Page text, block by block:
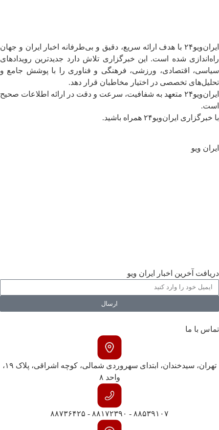
ایران‌ویو۲۴ با هدف ارائه سریع، دقیق و بی‌طرفانه اخبار ایران و جهان
راه‌اندازی شده است. این خبرگزاری تلاش دارد جدیدترین رویدادهای
سیاسی، اقتصادی، ورزشی، فرهنگی و فناوری را با پوشش جامع و
تحلیل‌های تخصصی در اختیار مخاطبان قرار دهد.
ایران‌ویو۲۴ متعهد به شفافیت، سرعت و دقت در ارائه اطلاعات صحیح
است.
با خبرگزاری ایران‌ویو۲۴ همراه باشید.
ایران ویو
دریافت آخرین اخبار ایران ویو
ارسال
تماس با ما
تهران، سیدخندان، ابتدای سهروردی شمالی، کوچه اشراقی، پلاک ۱۹،
واحد ۸
۸۸۵۳۹۱۰۷ - ۸۸۱۷۲۳۹۰ - ۸۸۷۳۶۴۲۵